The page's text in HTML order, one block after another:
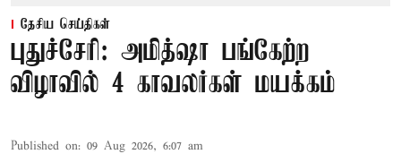
தேசிய செய்திகள்
புதுச்சேரி: அமித்ஷா பங்கேற்ற
விழாவில் 4 காவலர்கள் மயக்கம்
Published on: 09 Aug 2026, 6:07 am